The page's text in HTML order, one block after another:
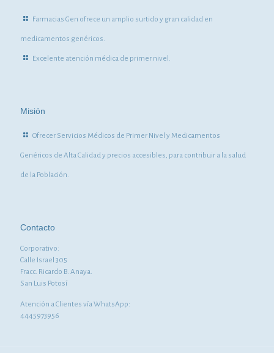
Farmacias Gen ofrece un amplio surtido y gran calidad en
medicamentos genéricos.
Excelente atención médica de primer nivel.
Misión
Ofrecer Servicios Médicos de Primer Nivel y Medicamentos
Genéricos de Alta Calidad y precios accesibles, para contribuir a la salud
de la Población.
Contacto
Corporativo:
Calle Israel 305
Fracc. Ricardo B. Anaya.
San Luis Potosí
Atención a Clientes vía WhatsApp:
4445973956